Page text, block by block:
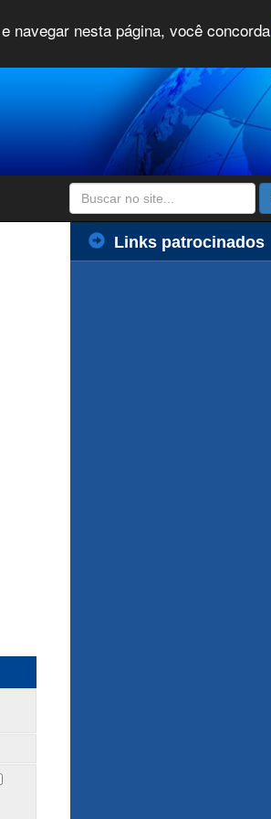
navegar nesta página, você concorda
Links patrocinados